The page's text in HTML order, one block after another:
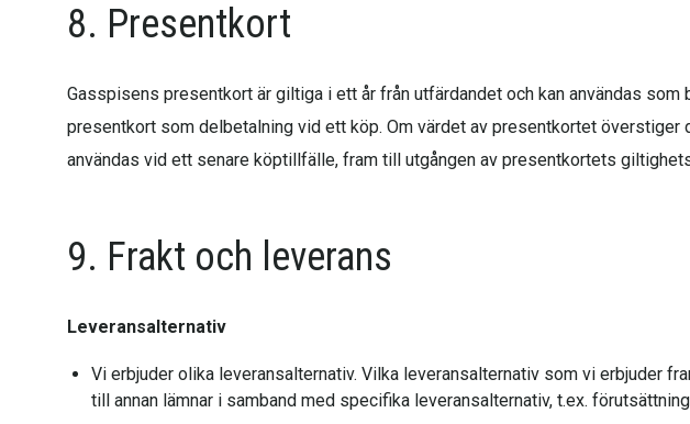
8. Presentkort
Gasspisens presentkort är giltiga i ett år från utfärdandet och kan användas
presentkort som delbetalning vid ett köp. Om värdet av presentkortet
användas vid ett senare köptillfälle, fram till utgången av presentkortets
9. Frakt och leverans
Leveransalternativ
Vi erbjuder olika leveransalternativ. Vilka leveransalternativ som vi erbjuder
till annan lämnar i samband med specifika leveransalternativ, t.ex.